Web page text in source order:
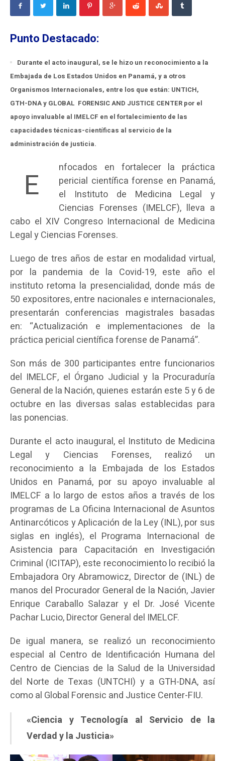
Punto Destacado:
Durante el acto inaugural, se le hizo un reconocimiento a la
Embajada de Los Estados Unidos en Panamá, y a otros
Organismos Internacionales, entre los que están: UNTICH,
GTH-DNA y GLOBAL FORENSIC AND JUSTICE CENTER por el
apoyo invaluable al IMELCF en el fortalecimiento de las
capacidades técnicas-científicas al servicio de la
administración de justicia.
E
nfocados en fortalecer la práctica
pericial científica forense en Panamá,
el Instituto de Medicina Legal y
Ciencias Forenses (IMELCF), lleva a
cabo el XIV Congreso Internacional de Medicina
Legal y Ciencias Forenses.
Luego de tres años de estar en modalidad virtual,
por la pandemia de la Covid-19, este año el
instituto retoma la presencialidad, donde más de
50 expositores, entre nacionales e internacionales,
presentarán conferencias magistrales basadas
en: “Actualización e implementaciones de la
práctica pericial científica forense de Panamá”.
Son más de 300 participantes entre funcionarios
del IMELCF, el Órgano Judicial y la Procuraduría
General de la Nación, quienes estarán este 5 y 6 de
octubre en las diversas salas establecidas para
las ponencias.
Durante el acto inaugural, el Instituto de Medicina
Legal y Ciencias Forenses, realizó un
reconocimiento a la Embajada de los Estados
Unidos en Panamá, por su apoyo invaluable al
IMELCF a lo largo de estos años a través de los
programas de La Oficina Internacional de Asuntos
Antinarcóticos y Aplicación de la Ley (INL), por sus
siglas en inglés), el Programa Internacional de
Asistencia para Capacitación en Investigación
Criminal (ICITAP), este reconocimiento lo recibió la
Embajadora Ory Abramowicz, Director de (INL) de
manos del Procurador General de la Nación, Javier
Enrique Caraballo Salazar y el Dr. José Vicente
Pachar Lucio, Director General del IMELCF.
De igual manera, se realizó un reconocimiento
especial al Centro de Identificación Humana del
Centro de Ciencias de la Salud de la Universidad
del Norte de Texas (UNTCHI) y a GTH-DNA, así
como al Global Forensic and Justice Center-FIU.
«Ciencia y Tecnología al Servicio de la
Verdad y la Justicia»